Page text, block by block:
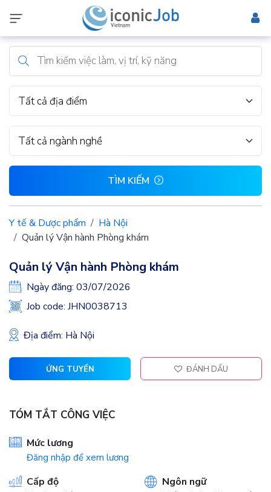
Tất cả địa điểm
Tất cả ngành nghề
TÌM KIẾM
Y tế & Dược phẩm
Hà Nội
Quản lý Vận hành Phòng khám
Quản lý Vận hành Phòng khám
Ngày đăng: 03/07/2026
Job code: JHN0038713
Địa điểm: Hà Nội
ỨNG TUYỂN ĐÁNH DẤU
TÓM TẮT CÔNG VIỆC
Mức lương
Đăng nhập để xem lương
Cấp độ
Ngôn ngữ